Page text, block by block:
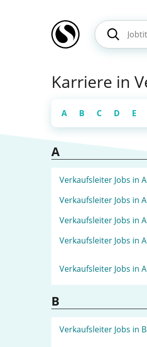
Karriere in
A B C D E
A
Verkaufsleiter Jobs in
Verkaufsleiter Jobs in
Verkaufsleiter Jobs in
Verkaufsleiter Jobs in
Verkaufsleiter Jobs in
B
Verkaufsleiter Jobs in